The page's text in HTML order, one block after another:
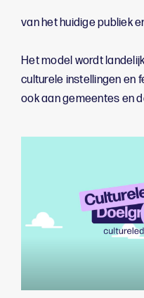
van het huidige publiek
Het model wordt
culturele instellingen en
ook aan gemeentes en